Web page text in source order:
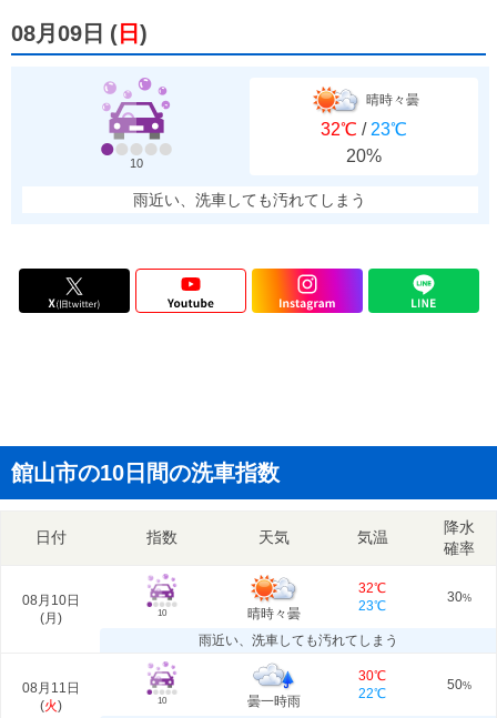
08月09日 ( 日 )
10
晴時々曇
32℃ / 23℃
20%
雨近い、洗車しても汚れてしまう
館山市の10日間の洗車指数
日付 指数 天気 気温
降水
確率
08月10日
(月 ) 10 晴時々曇
32℃
23℃
30%
雨近い、洗車しても汚れてしまう
08月11日
(火) 10 曇一時雨
30℃
22℃
50%